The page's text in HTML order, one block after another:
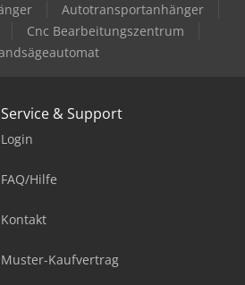
Autotransportanhänger
Cnc Bearbeitungszentrum
Service & Support
Login
FAQ/Hilfe
Kontakt
Muster-Kaufvertrag